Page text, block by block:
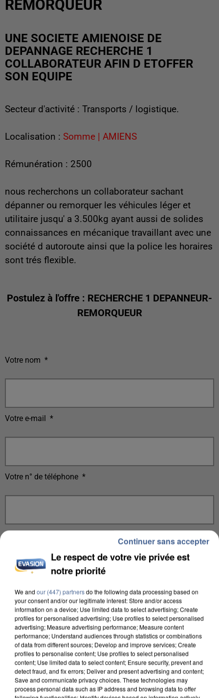
REMORQUEUR
UNE SOCIETE AMIENOISE DE
DEPANNAGE RECHERCHE 1
COLLABORATEUR AFIN D ETOFFER
SON EQUIPE
Secteur d'activité : Transports / logistique.
Localisation : Somme | AMIENS
Rémunération : 2500
nous recherchons un collaborateur sachant
dépanner ou remorquer les véhicules léger et
utilitaire jusqu' a 3.500kg ayant aussi de solides
connaissances en mécanique travaillant avec une
société d autoroute ainsi que la police les horaires
sont trés flexible.
Postulez à l'offre : RECHERCHE 1 DEPANNEUR-
REMORQUEUR
Votre nom *
Votre e-mail *
Votre n° de téléphone *
Votre message
Taille maximum : 500 caractères
Votre CV
L'upload de fichier est limité à 2Mo pour les images et PDF et 5Mo pour les
audios.
Votre lettre de motivation
Le respect de votre vie privée est
notre priorité
We and our (447) partnersdo the following data processing based on
your consent and/or our legitimate interest: Store and/or access
information on a device; Use limited data to select advertising; Create
profiles for personalised advertising; Use profiles to select personalised
advertising; Measure advertising performance; Measure content
performance; Understand audiences through statistics or combinations
of data from different sources; Develop and improve services; Create
profiles to personalise content; Use profiles to select personalised
content; Use limited data to select content; Ensure security, prevent and
detect fraud, and fix errors; Deliver and present advertising and content;
Save and communicate privacy choices. These technologies may
process personal data such as IP address and browsing data to offer
Continuer sans accepter